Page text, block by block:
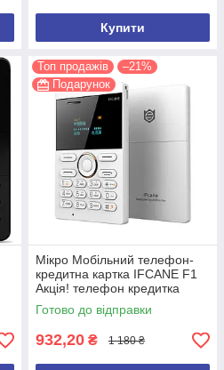
Купити
Топ продажів
–21%
Подарунок
Мікро Мобільний телефон-
кредитна картка IFCANE F1
Акція! телефон кредитка
(білий)
Готово до відправки
932,20 ₴ 1 180 ₴